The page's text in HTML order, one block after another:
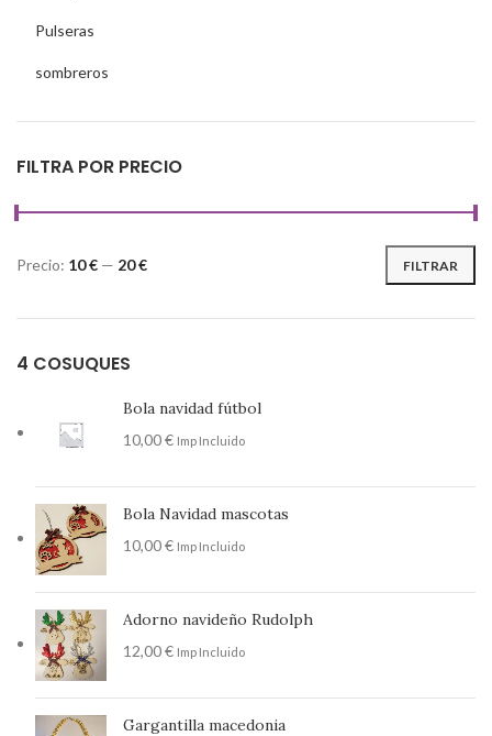
Pulseras
sombreros
FILTRA POR PRECIO
FILTRAR
Precio: 10 € — 20 €
4 COSUQUES
Bola navidad fútbol
10,00€ Imp Incluido
Bola Navidad mascotas
10,00€ Imp Incluido
Adorno navideño Rudolph
12,00€ Imp Incluido
Gargantilla macedonia